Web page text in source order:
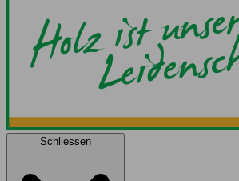
Schliessen